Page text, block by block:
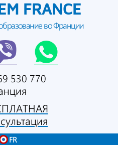
FRANCE
во Франции
530 770
FR